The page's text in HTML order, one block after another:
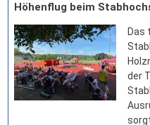
Höhenflug beim
Das
der